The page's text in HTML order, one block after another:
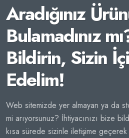
Aradığınız
Bulamadınız
Bildirin, Sizin
Edelim!
Web sitemizde yer almayan ya da
mi arıyorsunuz? İhtiyacınızı bize
kısa sürede sizinle iletişime